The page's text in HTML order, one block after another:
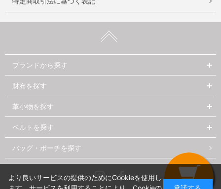
ブランドから探す
財布を探す
革小物を探す
ベルトを探す
バッグ・ポーチを探す
InstagramFacebook
より良いサービスの提供のためにCookieを使用し